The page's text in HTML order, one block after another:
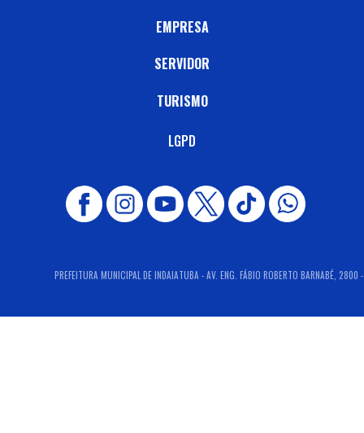
EMPRESA
SERVIDOR
TURISMO
LGPD
PREFEITURA MUNICIPAL DE INDAIATUBA - AV. ENG. FÁBIO ROBERTO BARNABÉ,